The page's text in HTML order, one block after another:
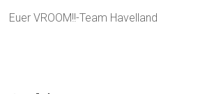
Euer VROOM!!-Team Havelland